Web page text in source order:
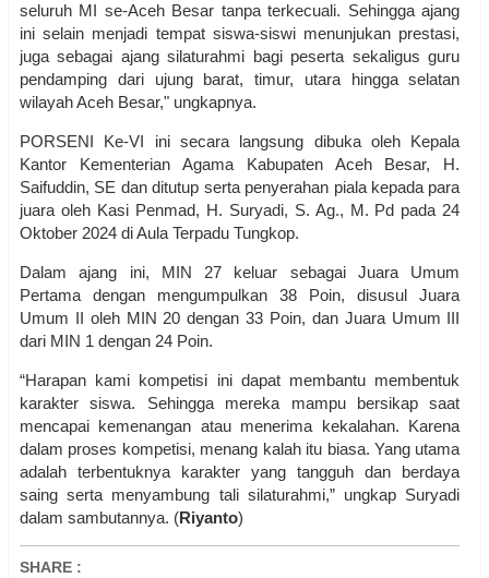
seluruh MI se-Aceh Besar tanpa terkecuali. Sehingga ajang
ini selain menjadi tempat siswa-siswi menunjukan prestasi,
juga sebagai ajang silaturahmi bagi peserta sekaligus guru
pendamping dari ujung barat, timur, utara hingga selatan
wilayah Aceh Besar," ungkapnya.
PORSENI Ke-VI ini secara langsung dibuka oleh Kepala
Kantor Kementerian Agama Kabupaten Aceh Besar, H.
Saifuddin, SE dan ditutup serta penyerahan piala kepada para
juara oleh Kasi Penmad, H. Suryadi, S. Ag., M. Pd pada 24
Oktober 2024 di Aula Terpadu Tungkop.
Dalam ajang ini, MIN 27 keluar sebagai Juara Umum
Pertama dengan mengumpulkan 38 Poin, disusul Juara
Umum II oleh MIN 20 dengan 33 Poin, dan Juara Umum III
dari MIN 1 dengan 24 Poin.
“Harapan kami kompetisi ini dapat membantu membentuk
karakter siswa. Sehingga mereka mampu bersikap saat
mencapai kemenangan atau menerima kekalahan. Karena
dalam proses kompetisi, menang kalah itu biasa. Yang utama
adalah terbentuknya karakter yang tangguh dan berdaya
saing serta menyambung tali silaturahmi,” ungkap Suryadi
dalam sambutannya. (Riyanto)
SHARE :